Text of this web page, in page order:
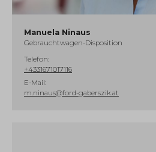
Manuela Ninaus
Gebrauchtwagen-Disposition
Telefon:
+4331671017116
E-Mail:
m.ninaus@ford-gaberszik.at